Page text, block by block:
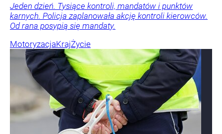
Jeden dzień. Tysiące kontroli, mandatów i punktów
karnych. Policja zaplanowała akcję kontroli kierowców.
Od rana posypią się mandaty.
MotoryzacjaKrajŻycie